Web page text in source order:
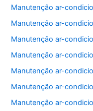
Manutenção ar-
Manutenção ar-
Manutenção ar-
Manutenção ar-
Manutenção ar-
Manutenção ar-
Manutenção ar-